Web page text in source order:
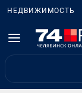
НЕДВИЖИМОСТЬ